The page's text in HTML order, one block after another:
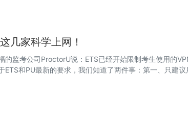
操作也很神奇，现在每周的规律都不一样。
几家科学上网！
监考公司ProctorU说：ETS已经开始限制考生使用的
和PU最新的要求，我们知道了两件事：第一、只建议